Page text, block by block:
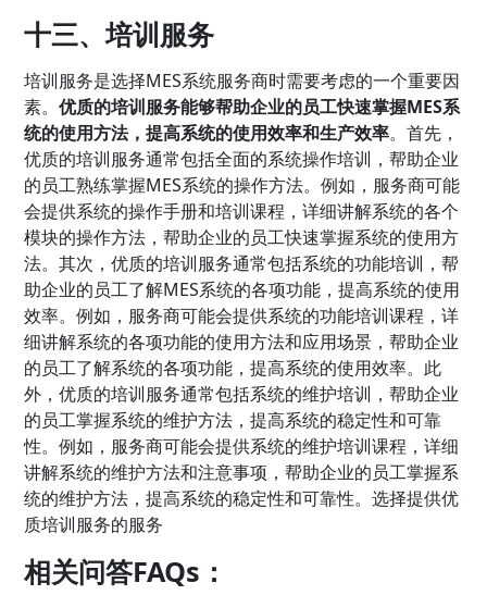
十三、培训服务
培训服务是选择MES系统服务商时需要考虑的一个重要因
素。优质的培训服务能够帮助企业的员工快速掌握MES系
统的使用方法，提高系统的使用效率和生产效率。首先，
优质的培训服务通常包括全面的系统操作培训，帮助企业
的员工熟练掌握MES系统的操作方法。例如，服务商可能
会提供系统的操作手册和培训课程，详细讲解系统的各个
模块的操作方法，帮助企业的员工快速掌握系统的使用方
法。其次，优质的培训服务通常包括系统的功能培训，帮
助企业的员工了解MES系统的各项功能，提高系统的使用
效率。例如，服务商可能会提供系统的功能培训课程，详
细讲解系统的各项功能的使用方法和应用场景，帮助企业
的员工了解系统的各项功能，提高系统的使用效率。此
外，优质的培训服务通常包括系统的维护培训，帮助企业
的员工掌握系统的维护方法，提高系统的稳定性和可靠
性。例如，服务商可能会提供系统的维护培训课程，详细
讲解系统的维护方法和注意事项，帮助企业的员工掌握系
统的维护方法，提高系统的稳定性和可靠性。选择提供优
质培训服务的服务
相关问答FAQs：